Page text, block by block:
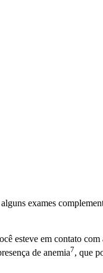
exames
esteve em contato com
de anemia7, que